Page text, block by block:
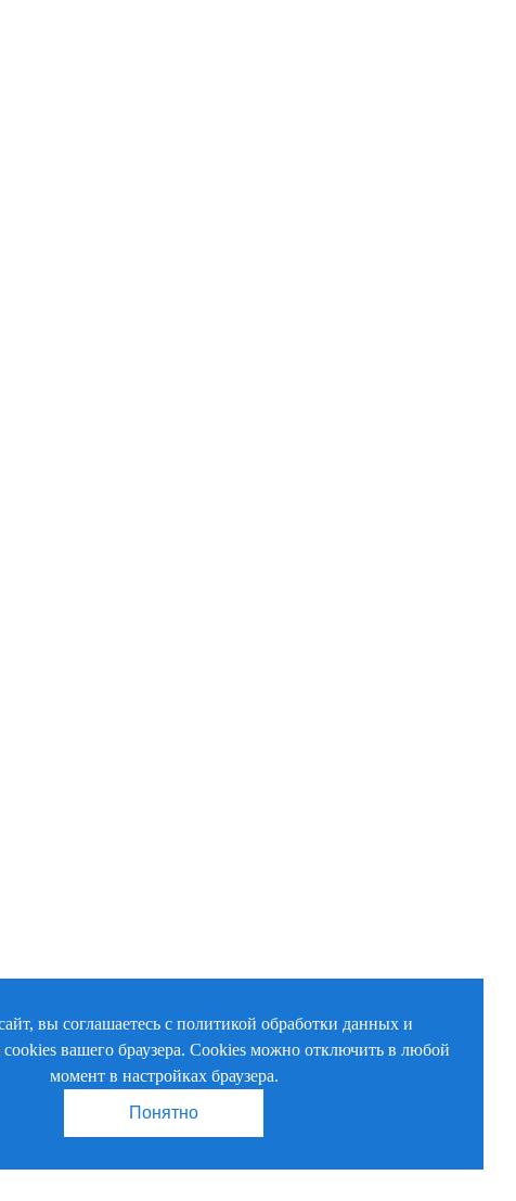
вы соглашаетесь с политикой обработки данных и
вашего браузера. Cookies можно отключить в любой
момент в настройках браузера.
Понятно